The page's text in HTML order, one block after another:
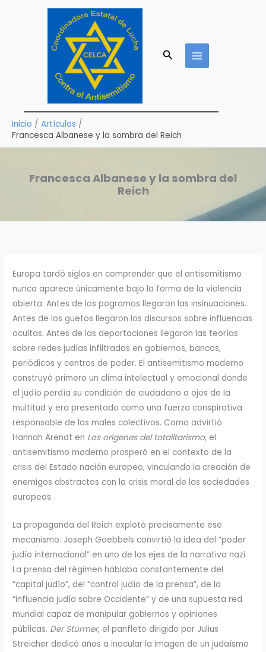
Buscar
Inicio
Artículos
Francesca Albanese y la sombra del Reich
Francesca Albanese y la sombra del
Reich
Europa tardó siglos en comprender que el antisemitismo
nunca aparece únicamente bajo la forma de la violencia
abierta. Antes de los pogromos llegaron las insinuaciones.
Antes de los guetos llegaron los discursos sobre influencias
ocultas. Antes de las deportaciones llegaron las teorías
sobre redes judías infiltradas en gobiernos, bancos,
periódicos y centros de poder. El antisemitismo moderno
construyó primero un clima intelectual y emocional donde
el judío perdía su condición de ciudadano a ojos de la
multitud y era presentado como una fuerza conspirativa
responsable de los males colectivos. Como advirtió
Hannah Arendt en Los orígenes del totalitarismo, el
antisemitismo moderno prosperó en el contexto de la
crisis del Estado nación europeo, vinculando la creación de
enemigos abstractos con la crisis moral de las sociedades
europeas.
La propaganda del Reich explotó precisamente ese
mecanismo. Joseph Goebbels convirtió la idea del “poder
judío internacional” en uno de los ejes de la narrativa nazi.
La prensa del régimen hablaba constantemente del
“capital judío”, del “control judío de la prensa”, de la
“influencia judía sobre Occidente” y de una supuesta red
mundial capaz de manipular gobiernos y opiniones
públicas. Der Stürmer, el panfleto dirigido por Julius
Streicher dedicó años a inocular la imagen de un judaísmo